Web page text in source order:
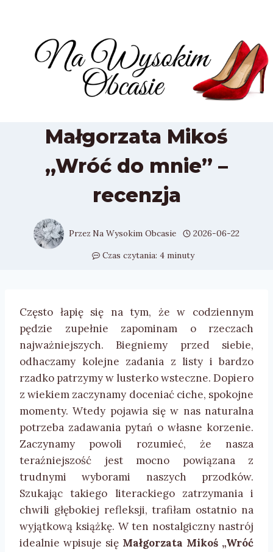
Małgorzata Mikoś
„Wróć do mnie” –
recenzja
Przez Na Wysokim Obcasie
2026-06-22
Czas czytania: 4 minuty
Często łapię się na tym, że w codziennym
pędzie zupełnie zapominam o rzeczach
najważniejszych. Biegniemy przed siebie,
odhaczamy kolejne zadania z listy i bardzo
rzadko patrzymy w lusterko wsteczne. Dopiero
z wiekiem zaczynamy doceniać ciche, spokojne
momenty. Wtedy pojawia się w nas naturalna
potrzeba zadawania pytań o własne korzenie.
Zaczynamy powoli rozumieć, że nasza
teraźniejszość jest mocno powiązana z
trudnymi wyborami naszych przodków.
Szukając takiego literackiego zatrzymania i
chwili głębokiej refleksji, trafiłam ostatnio na
wyjątkową książkę. W ten nostalgiczny nastrój
idealnie wpisuje się Małgorzata Mikoś „Wróć